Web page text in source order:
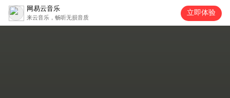
网易云音乐
来云音乐，畅听无损音质
立即体验